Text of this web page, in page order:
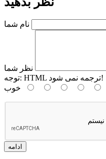
نام شما
نظر شما
توجه:
HTML ترجمه نمی شود!
خوب
ادامه